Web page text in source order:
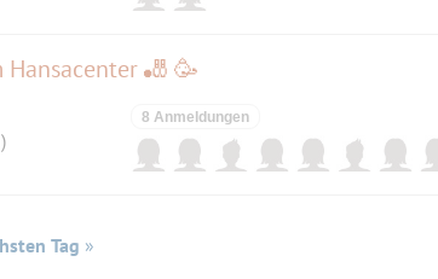
🎳 🥳
8 Anmeldungen
Tag »